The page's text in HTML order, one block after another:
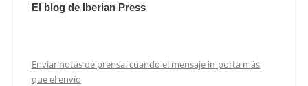
El blog de Iberian Press
Enviar notas de prensa: cuando el mensaje importa más
que el envío